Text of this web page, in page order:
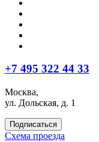
+7 495 322 44 33
Москва,
ул. Дольская, д. 1
Подписаться
Схема проезда